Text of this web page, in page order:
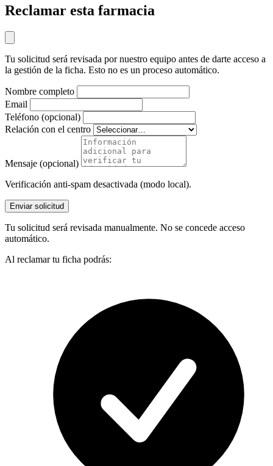
Reclamar esta farmacia
Tu solicitud será revisada por nuestro equipo antes de darte acceso a
la gestión de la ficha. Esto no es un proceso automático.
Nombre completo
Email
Teléfono (opcional)
Relación con el centro
Mensaje (opcional)
Verificación anti-spam desactivada (modo local).
Enviar solicitud
Tu solicitud será revisada manualmente. No se concede acceso
automático.
Al reclamar tu ficha podrás: